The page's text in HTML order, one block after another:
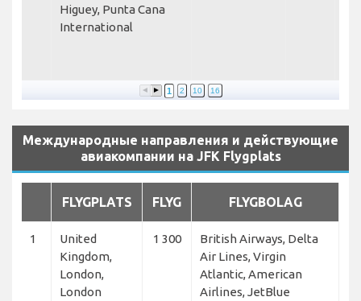
Higuey, Punta Cana
International
1 2 10 16
Международные направления и действующие
авиакомпании на JFK Flygplats
FLYGPLATS FLYG FLYGBOLAG
1
United
Kingdom,
London,
London
1 300
British Airways, Delta
Air Lines, Virgin
Atlantic, American
Airlines, JetBlue